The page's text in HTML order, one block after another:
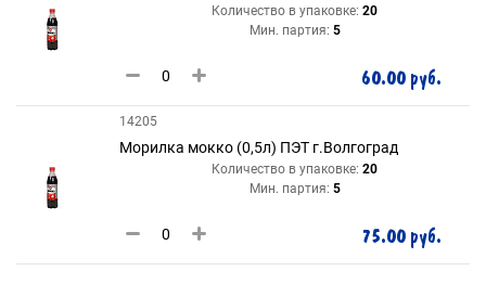
Количество в упаковке: 20
Мин. партия: 5
60.00 руб.
14205
Морилка мокко (0,5л) ПЭТ г.Волгоград
Количество в упаковке: 20
Мин. партия: 5
75.00 руб.